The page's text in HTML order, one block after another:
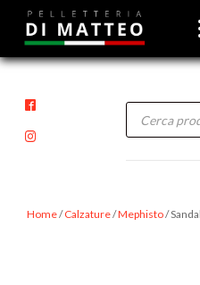
Products
Home/Calzature/Mephisto/